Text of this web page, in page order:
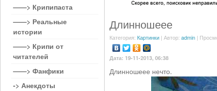
Длинношеее
Категория: Картинки | Автор: admin |
Дата: 19-11-2013, 06:38
Длинношеее нечто.
——> Крипипаста
——> Реальные
истории
——> Крипи от
читателей
——> Фанфики
-> Анекдоты